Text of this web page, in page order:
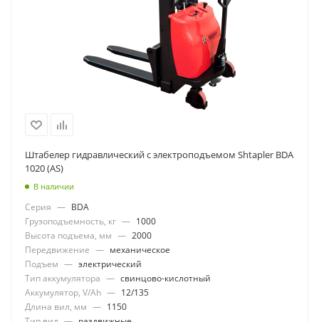
Штабелер гидравлический с электроподъемом Shtapler BDA
1020 (AS)
В наличии
Серия — BDA
Грузоподъемность, кг — 1000
Высота подъема, мм — 2000
Передвижение — механическое
Подъем — электрический
Тип аккумулятора — свинцово-кислотный
Аккумулятор, V/Ah — 12/135
Длина вил, мм — 1150